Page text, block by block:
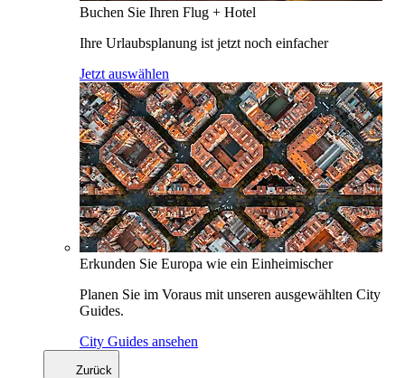
Buchen Sie Ihren Flug + Hotel
Ihre Urlaubsplanung ist jetzt noch einfacher
Jetzt auswählen
Erkunden Sie Europa wie ein Einheimischer
Planen Sie im Voraus mit unseren ausgewählten City
Guides.
City Guides ansehen
Zurück